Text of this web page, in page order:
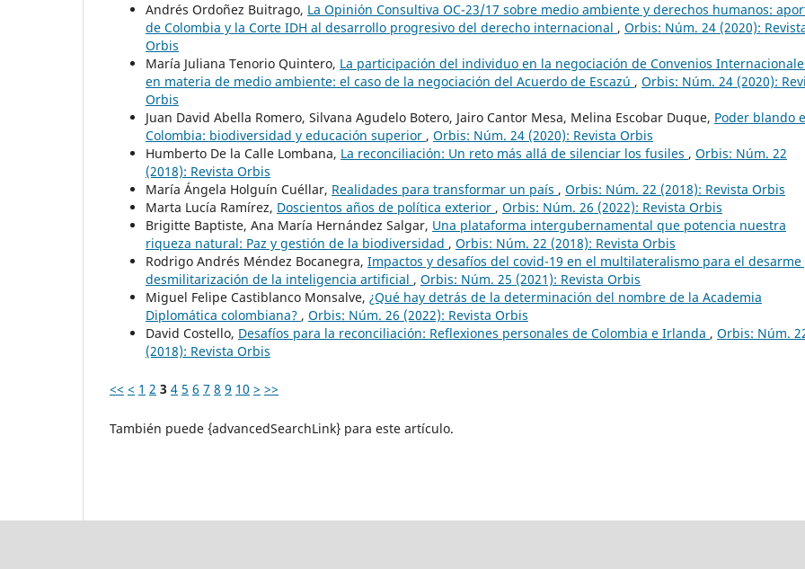
Andrés Ordoñez Buitrago, La Opinión Consultiva OC-23/17 sobre medio ambiente y derechos humanos:
de Colombia y la Corte IDH al desarrollo progresivo del derecho internacional , Orbis: Núm. 24 (2020):
Orbis
María Juliana Tenorio Quintero, La participación del individuo en la negociación de Convenios
en materia de medio ambiente: el caso de la negociación del Acuerdo de Escazú , Orbis: Núm. 24 (2020):
Orbis
Juan David Abella Romero, Silvana Agudelo Botero, Jairo Cantor Mesa, Melina Escobar Duque, Poder blando
Colombia: biodiversidad y educación superior , Orbis: Núm. 24 (2020): Revista Orbis
Humberto De la Calle Lombana, La reconciliación: Un reto más allá de silenciar los fusiles , Orbis: Núm. 22
(2018): Revista Orbis
María Ángela Holguín Cuéllar, Realidades para transformar un país , Orbis: Núm. 22 (2018): Revista Orbis
Marta Lucía Ramírez, Doscientos años de política exterior , Orbis: Núm. 26 (2022): Revista Orbis
Brigitte Baptiste, Ana María Hernández Salgar, Una plataforma intergubernamental que potencia nuestra
riqueza natural: Paz y gestión de la biodiversidad , Orbis: Núm. 22 (2018): Revista Orbis
Rodrigo Andrés Méndez Bocanegra, Impactos y desafíos del covid-19 en el multilateralismo para el desarme
desmilitarización de la inteligencia artificial , Orbis: Núm. 25 (2021): Revista Orbis
Miguel Felipe Castiblanco Monsalve, ¿Qué hay detrás de la determinación del nombre de la Academia
Diplomática colombiana? , Orbis: Núm. 26 (2022): Revista Orbis
David Costello, Desafíos para la reconciliación: Reflexiones personales de Colombia e Irlanda , Orbis: Núm.
(2018): Revista Orbis
<< < 1 2 3 4 5 6 7 8 9 10 > >>
También puede {advancedSearchLink} para este artículo.